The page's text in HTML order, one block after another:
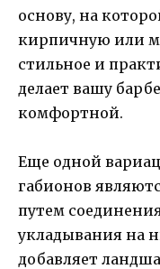
основу, на
кирпичную или
стильное и
делает вашу
комфортной.
Еще одной
габионов
путем
укладывания на
добавляет